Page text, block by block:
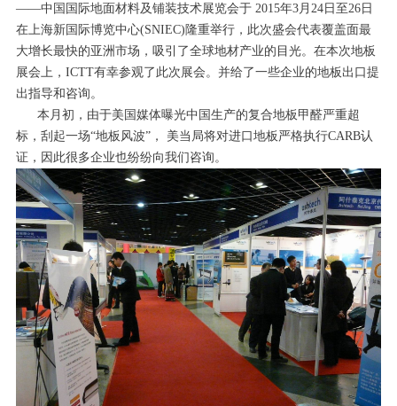
——中国国际地面材料及铺装技术展览会于 2015年3月24日至26日
在上海新国际博览中心(SNIEC)隆重举行，此次盛会代表覆盖面最
大增长最快的亚洲市场，吸引了全球地材产业的目光。在本次地板
展会上，ICTT有幸参观了此次展会。并给了一些企业的地板出口提
出指导和咨询。
本月初，由于美国媒体曝光中国生产的复合地板甲醛严重超
标，刮起一场“地板风波”， 美当局将对进口地板严格执行CARB认
证，因此很多企业也纷纷向我们咨询。